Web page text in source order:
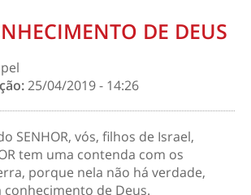
DE DEUS
25/04/2019 - 14:26
SENHOR, vós, filhos de Israel,
tem uma contenda com os
porque nela não há verdade,
de Deus.